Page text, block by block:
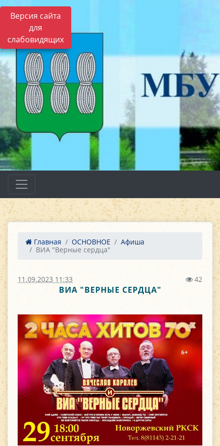
Версия сайта
для
слабовидящих
Главная ОСНОВНОЕ
Афиша
ВИА "Верные сердца"
11.09.2023 11:33 42
ВИА "ВЕРНЫЕ СЕРДЦА"